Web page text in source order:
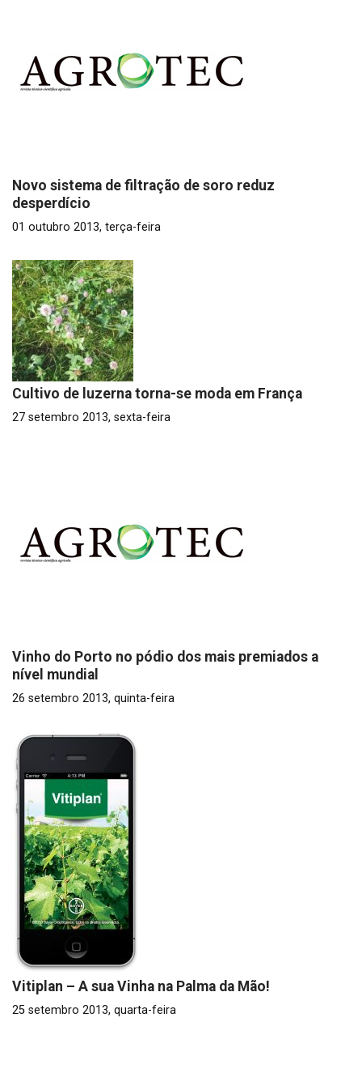
Novo sistema de filtração de soro reduz
desperdício
01 outubro 2013, terça-feira
Cultivo de luzerna torna-se moda em França
27 setembro 2013, sexta-feira
Vinho do Porto no pódio dos mais premiados a
nível mundial
26 setembro 2013, quinta-feira
Vitiplan – A sua Vinha na Palma da Mão!
25 setembro 2013, quarta-feira